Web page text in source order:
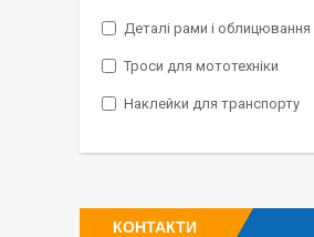
Деталі рами і облицювання
Троси для мототехніки
Наклейки для транспорту
КОНТАКТИ